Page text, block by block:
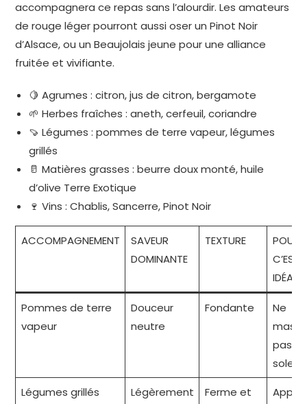
accompagnera ce repas sans l’alourdir. Les amateurs
de rouge léger pourront aussi oser un Pinot Noir
d’Alsace, ou un Beaujolais jeune pour une alliance
fruitée et vivifiante.
🍋 Agrumes : citron, jus de citron, bergamote
🌱 Herbes fraîches : aneth, cerfeuil, coriandre
🍠 Légumes : pommes de terre vapeur, légumes
grillés
🥛 Matières grasses : beurre doux monté, huile
d’olive Terre Exotique
🍷 Vins : Chablis, Sancerre, Pinot Noir
ACCOMPAGNEMENT
SAVEUR
DOMINANTE
TEXTURE
C’EST
IDÉAL
Pommes de terre
vapeur
Douceur
neutre
Fondante
Ne
pas la
sole
Légumes grillés
Légèrement
Ferme et